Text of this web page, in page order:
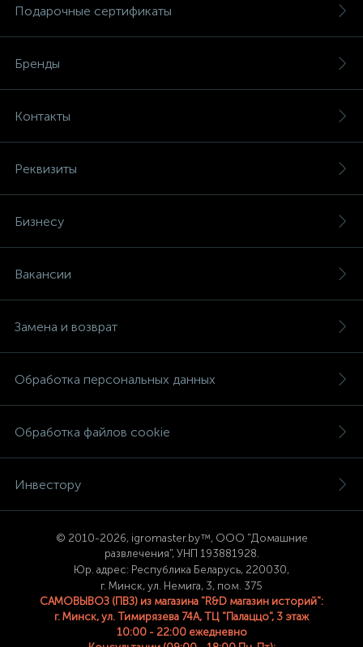
Подарочные сертификаты
Бренды
Контакты
Реквизиты
Бизнесу
Вакансии
Замена и возврат
Обработка персональных данных
Обработка файлов cookie
Инвестору
© 2010-2026, igromaster.by™, ООО "Домашние
развлечения", УНП 193881928.
Юр. адрес: Республика Беларусь, 220030,
г. Минск, ул. Немига, 3, пом. 375
САМОВЫВОЗ (ПВЗ) из магазина "R&D магазин историй":
г. Минск, ул. Тимирязева 74A, ТЦ "Палаццо", 3 этаж
10:00 - 22:00 ежедневно